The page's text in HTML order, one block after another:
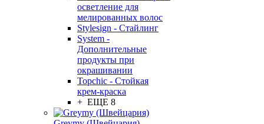
осветление для
мелированных волос
Stylesign - Стайлинг
System -
Дополнительные
продукты при
окрашивании
Topchic - Стойкая
крем-краска
+ ЕЩЕ 8